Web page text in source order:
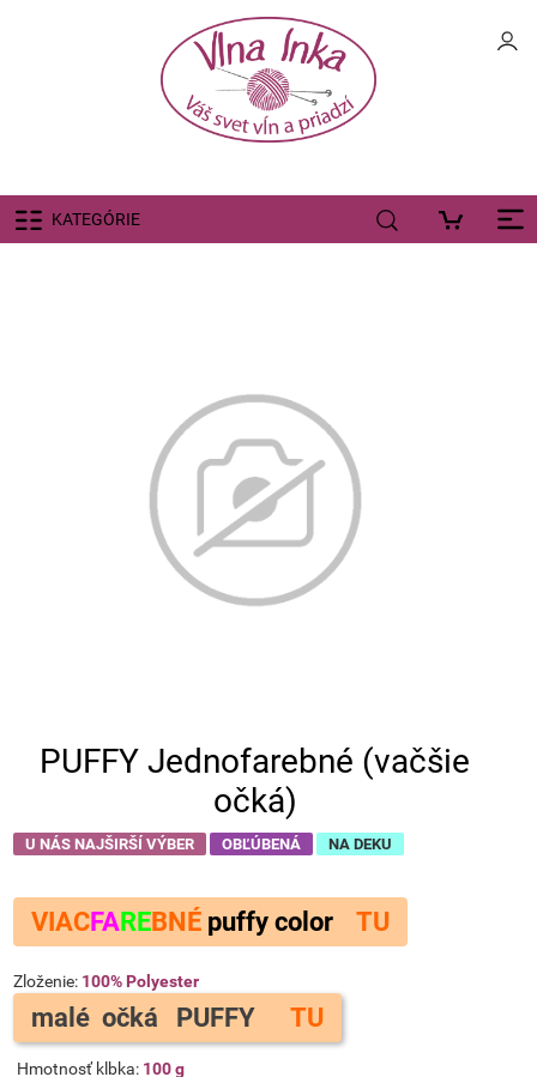
KATEGÓRIE
PUFFY Jednofarebné (vačšie
očká)
U NÁS NAJŠIRŠÍ VÝBER OBĽÚBENÁ NA DEKU
VIACFAREBNÉ puffy color TU
Zloženie: 100% Polyester
malé očká PUFFYTU
Hmotnosť klbka: 100 g